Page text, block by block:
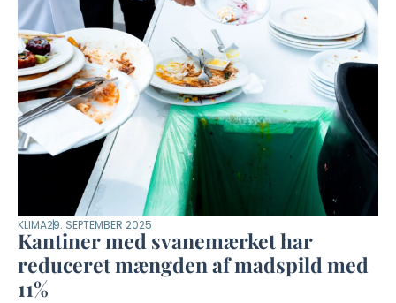
KLIMA29. SEPTEMBER 2025
Kantiner med svanemærket har
reduceret mængden af madspild med
11%